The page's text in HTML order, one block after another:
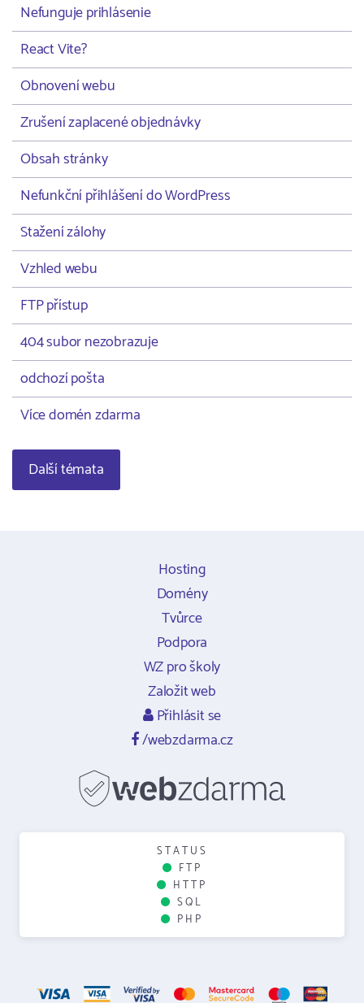
Nefunguje prihlásenie
React Vite?
Obnovení webu
Zrušení zaplacené objednávky
Obsah stránky
Nefunkční přihlášení do WordPress
Stažení zálohy
Vzhled webu
FTP přístup
404 subor nezobrazuje
odchozí pošta
Více domén zdarma
Další témata
Hosting
Domény
Tvůrce
Podpora
WZ pro školy
Založit web
Přihlásit se
/webzdarma.cz
STATUS
FTP
HTTP
SQL
PHP